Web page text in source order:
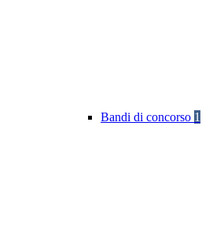
Bandi di concorso 1